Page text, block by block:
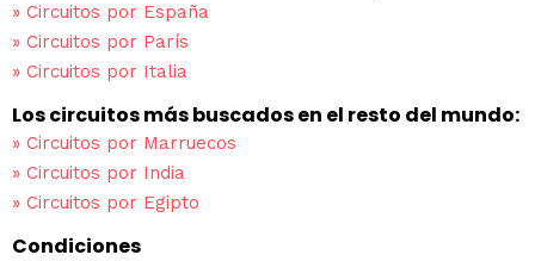
» Circuitos por España
» Circuitos por París
» Circuitos por Italia
Los circuitos más buscados en el resto del mundo:
» Circuitos por Marruecos
» Circuitos por India
» Circuitos por Egipto
Condiciones